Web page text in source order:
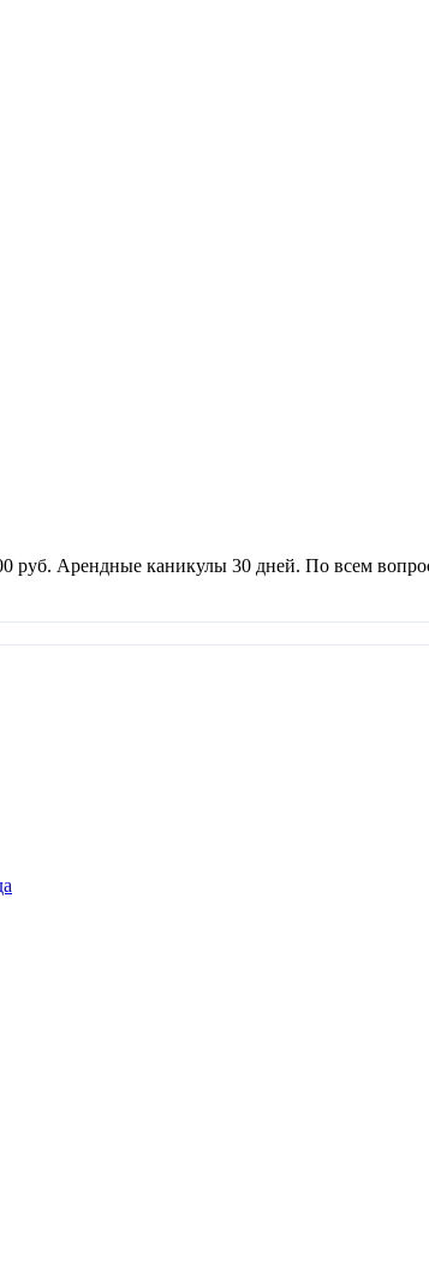
руб. Арендные каникулы 30 дней. По всем